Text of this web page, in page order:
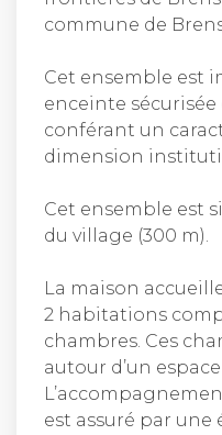
commune de Brens
Cet ensemble est
enceinte
conférant un
dimension
Cet ensemble est
du village (300 m).
La maison
2 habitations
chambres. Ces
autour d’un
est assuré par